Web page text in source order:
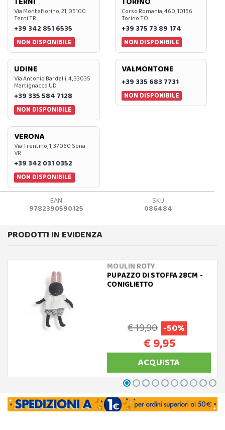
Via Montefiorino, 21, 05100
Terni TR
+39 342 851 6535
NON DISPONIBILE
Corso Romania, 460, 10156
Torino TO
+39 375 73 89 174
NON DISPONIBILE
UDINE
Via Antonio Bardelli, 4, 33035
Martignacco UD
+39 335 584 7128
NON DISPONIBILE
VALMONTONE
+39 335 683 7731
NON DISPONIBILE
VERONA
Via Trentino, 1, 37060 Sona
VR
+39 342 031 0352
NON DISPONIBILE
EAN
9782390590125
SKU
086484
PRODOTTI IN EVIDENZA
MOULIN ROTY
PUPAZZO DI STOFFA 28CM -
CONIGLIETTO
€ 19,90 -50%
€ 9,95
ACQUISTA